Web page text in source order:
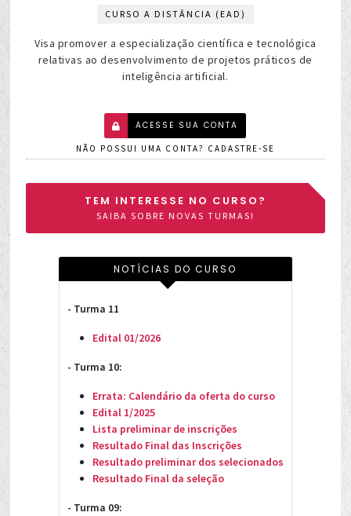
CURSO A DISTÂNCIA (EAD)
Visa promover a especialização científica e tecnológica
relativas ao desenvolvimento de projetos práticos de
inteligência artificial.
ACESSE SUA CONTA
NÃO POSSUI UMA CONTA? CADASTRE-SE
TEM INTERESSE NO CURSO?
SAIBA SOBRE NOVAS TURMAS!
NOTÍCIAS DO CURSO
- Turma 11
Edital 01/2026
- Turma 10:
Errata: Calendário da oferta do curso
Edital 1/2025
Lista preliminar de inscrições
Resultado Final das Inscrições
Resultado preliminar dos selecionados
Resultado Final da seleção
- Turma 09: